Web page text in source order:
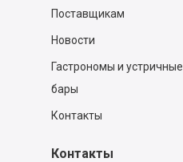
Поставщикам
Новости
Гастрономы и устричные
бары
Контакты
Контакты